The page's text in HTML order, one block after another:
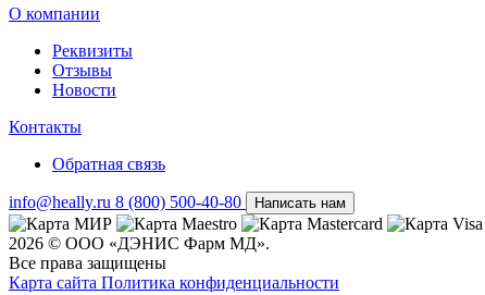
О компании
Реквизиты
Отзывы
Новости
Контакты
Обратная связь
info@heally.ru 8 (800) 500-40-80 Написать нам
2026 © ООО «ДЭНИС Фарм МД».
Все права защищены
Карта сайта Политика конфиден­циальности